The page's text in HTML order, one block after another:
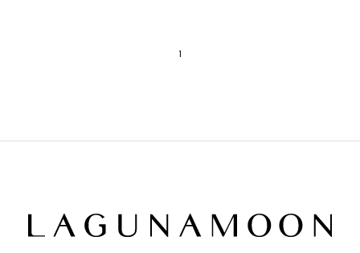
1